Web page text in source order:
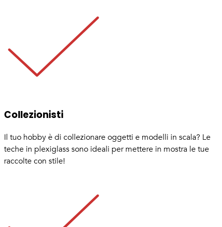
Collezionisti
Il tuo hobby è di collezionare oggetti e modelli in scala? Le
teche in plexiglass sono ideali per mettere in mostra le tue
raccolte con stile!